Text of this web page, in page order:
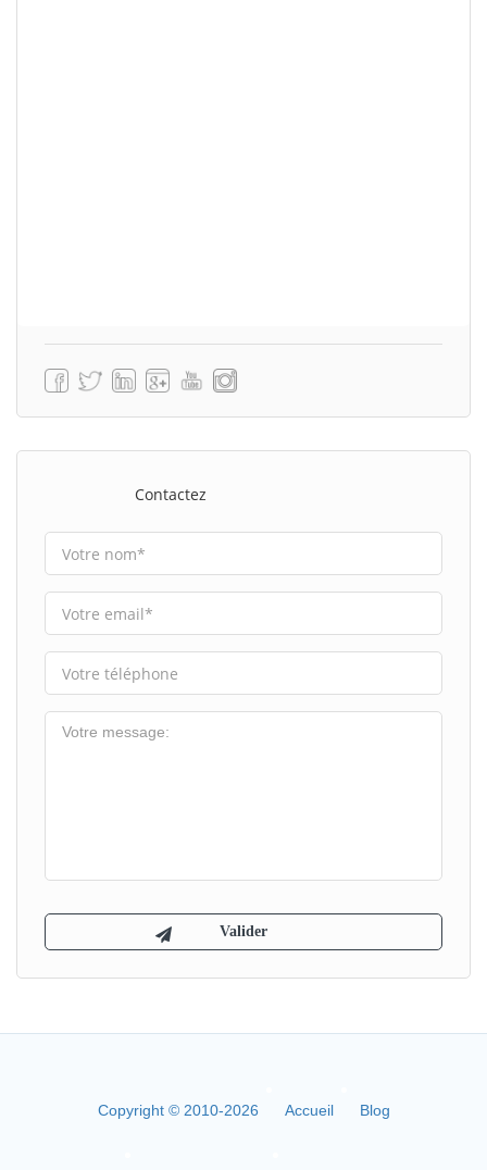
Contactez
Copyright © 2010-2026 Accueil Blog